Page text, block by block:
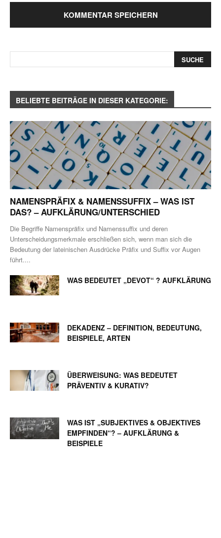
BELIEBTE BEITRÄGE IN DIESER KATEGORIE:
NAMENSPRÄFIX & NAMENSSUFFIX – WAS IST
DAS? – AUFKLÄRUNG/UNTERSCHIED
Die Begriffe Namenspräfix und Namenssuffix und deren
Unterscheidungsmerkmale erschließen sich, wenn man sich die
Bedeutung der lateinischen Ausdrücke Präfix und Suffix vor Augen
führt....
WAS BEDEUTET „DEVOT“ ? AUFKLÄRUNG
DEKADENZ – DEFINITION, BEDEUTUNG,
BEISPIELE, ARTEN
ÜBERWEISUNG: WAS BEDEUTET
PRÄVENTIV & KURATIV?
WAS IST „SUBJEKTIVES & OBJEKTIVES
EMPFINDEN“? – AUFKLÄRUNG &
BEISPIELE